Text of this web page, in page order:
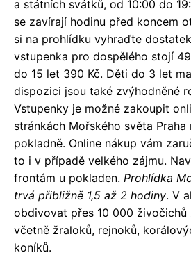
a státních svátků, od 10:00 do
se zavírají hodinu před koncem
si na prohlídku vyhraďte
vstupenka pro dospělého stojí
do 15 let 390 Kč. Děti do 3 let
dispozici jsou také zvýhodněné
Vstupenky je možné zakoupit
stránkách Mořského světa Praha
pokladně. Online nákup vám
to i v případě velkého zájmu.
frontám u pokladen. Prohlídka
trvá přibližně 1,5 až 2 hodiny. V
obdivovat přes 10 000 živočichů
včetně žraloků, rejnoků,
koníků.